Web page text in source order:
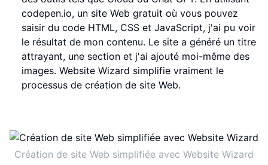
codepen.io, un site Web gratuit où vous pouvez
saisir du code HTML, CSS et JavaScript, j'ai pu voir
le résultat de mon contenu. Le site a généré un titre
attrayant, une section et j'ai ajouté moi-même des
images. Website Wizard simplifie vraiment le
processus de création de site Web.
Création de site Web simplifiée avec Website Wizard